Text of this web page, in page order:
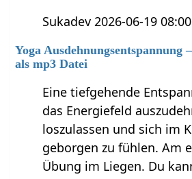
Sukadev 2026-06-19
Yoga Ausdehnungsentspannung
als mp3 Datei
Eine tiefgehende
das Energiefeld
loszulassen und sich im
geborgen zu fühlen. Am
Übung im Liegen. Du